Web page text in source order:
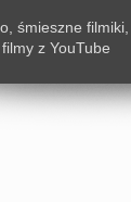
śmieszne
z YouTube